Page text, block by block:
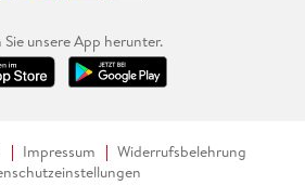
Sie unsere App herunter.
Impressum
Widerrufsbelehrung